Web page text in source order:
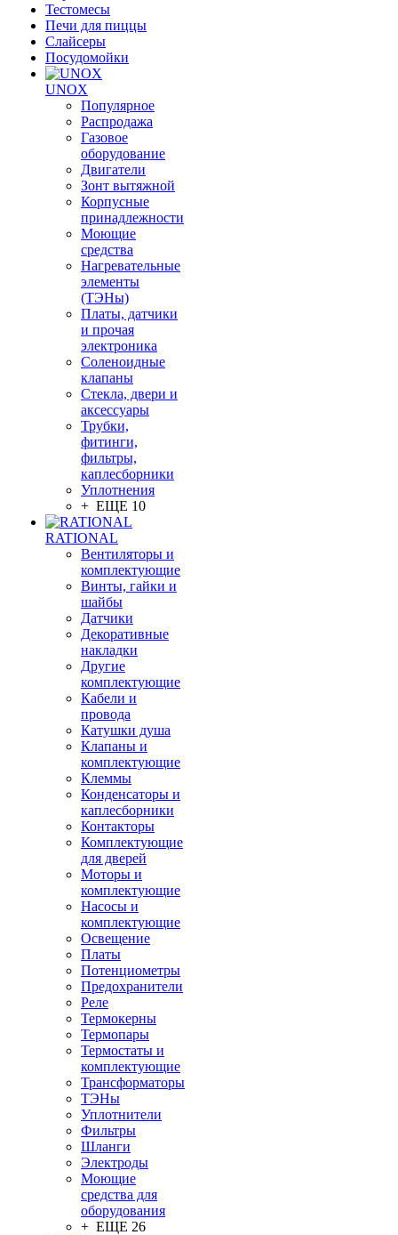
Тестомесы
Печи для пиццы
Слайсеры
Посудомойки
UNOX
Популярное
Распродажа
Газовое
оборудование
Двигатели
Зонт вытяжной
Корпусные
принадлежности
Моющие
средства
Нагревательные
элементы
(ТЭНы)
Платы, датчики
и прочая
электроника
Соленоидные
клапаны
Стекла, двери и
аксессуары
Трубки,
фитинги,
фильтры,
каплесборники
Уплотнения
+ ЕЩЕ 10
RATIONAL
Вентиляторы и
комплектующие
Винты, гайки и
шайбы
Датчики
Декоративные
накладки
Другие
комплектующие
Кабели и
провода
Катушки душа
Клапаны и
комплектующие
Клеммы
Конденсаторы и
каплесборники
Контакторы
Комплектующие
для дверей
Моторы и
комплектующие
Насосы и
комплектующие
Освещение
Платы
Потенциометры
Предохранители
Реле
Термокерны
Термопары
Термостаты и
комплектующие
Трансформаторы
ТЭНы
Уплотнители
Фильтры
Шланги
Электроды
Моющие
средства для
оборудования
+ ЕЩЕ 26